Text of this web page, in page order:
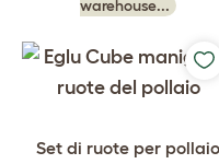
warehouse...
Set di ruote per pollaio